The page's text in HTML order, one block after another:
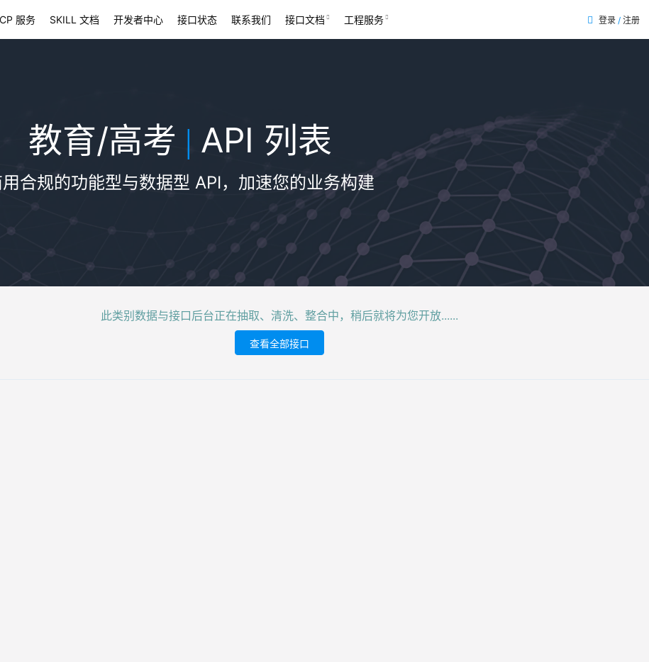
服务 SKILL 文档 开发者中心 接口状态 联系我们 接口文档 工程服务 登录 / 注册
教育/高考 | API 列表
合规的功能型与数据型 API，加速您的业务构建
此类别数据与接口后台正在抽取、清洗、整合中，稍后就将为您开放......
查看全部接口